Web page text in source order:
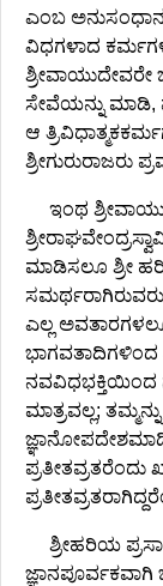
ಎಂಬ
ವಿಧಗಳಾದ
ಶ್ರೀವಾಯುದೇವರೇ
ಸೇವೆಯನ್ನು ಮಾಡಿ,
ಆ
ಶ್ರೀಗುರುರಾಜರು
ಇಂಥ
ಮಾಡಿಸಲೂ ಶ್ರೀ
ಎಲ್ಲ
ಭಾಗವತಾದಿಗಳಿಂದ
ನವವಿಧಭಕ್ತಿಯಿಂದ
ಮಾತ್ರವಲ್ಲ;
ಪ್ರತೀತವ್ರತರೆಂದು
ಶ್ರೀಹರಿಯ
ಜ್ಞಾನಪೂರ್ವಕವಾಗಿ